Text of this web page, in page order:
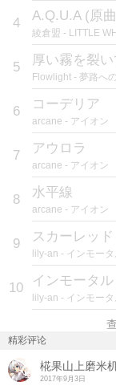
4 A.Q.U.A (原
綾倉盟 - LITTLE
5 厚い霧を裂い
Flowlight - 夢路へ
6 コーデリア
arcane - アイオン
7 アウロラ
arcane - アイオン
8 水平線
arcane - アイオン
9 スカーレッド
lily-an - インモー
10 インモータ
lily-an - インモー
精彩评论
椛果山上磨米
2017年9月3日